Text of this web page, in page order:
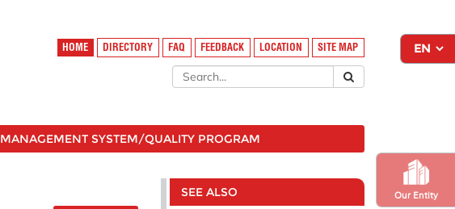
Our Entity
HOME DIRECTORY FAQ FEEDBACK LOCATION SITE MAP
MANAGEMENT SYSTEM/QUALITY PROGRAM
SEE ALSO